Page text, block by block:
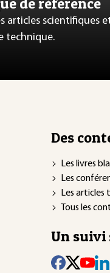
scientifiques
technique.
Des
Les livres
Les
Les articles
Tous les
Un suivi